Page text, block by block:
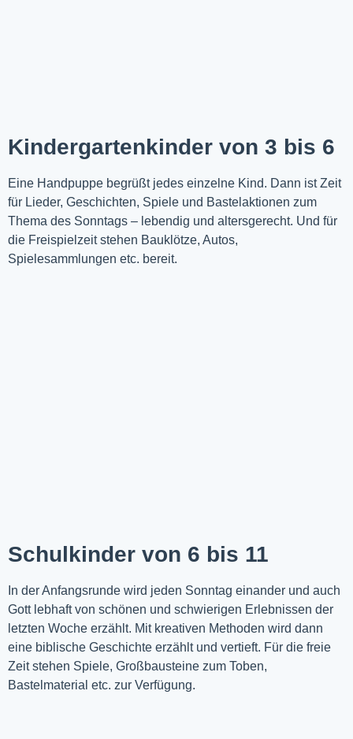
Kindergartenkinder von 3 bis 6
Eine Handpuppe begrüßt jedes einzelne Kind. Dann ist Zeit
für Lieder, Geschichten, Spiele und Bastelaktionen zum
Thema des Sonntags – lebendig und altersgerecht. Und für
die Freispielzeit stehen Bauklötze, Autos,
Spielesammlungen etc. bereit.
Schulkinder von 6 bis 11
In der Anfangsrunde wird jeden Sonntag einander und auch
Gott lebhaft von schönen und schwierigen Erlebnissen der
letzten Woche erzählt. Mit kreativen Methoden wird dann
eine biblische Geschichte erzählt und vertieft. Für die freie
Zeit stehen Spiele, Großbausteine zum Toben,
Bastelmaterial etc. zur Verfügung.